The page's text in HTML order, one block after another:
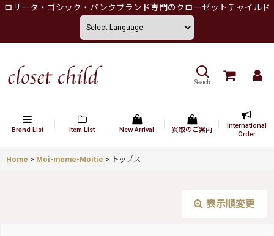
ロリータ・ゴシック・パンクブランド専門のクローゼットチャイルド
Search
Brand List Item List New Arrival 買取のご案内
International
Order
Home > Moi-meme-Moitie > トップス
表示順変更